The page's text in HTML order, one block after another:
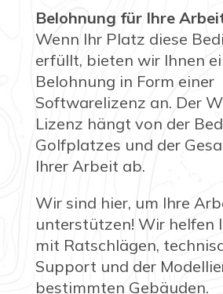
Belohnung für Ihre
Wenn Ihr Platz diese
erfüllt, bieten wir Ihnen
Belohnung in Form einer
Softwarelizenz an. Der
Lizenz hängt von der
Golfplatzes und der
Ihrer Arbeit ab.
Wir sind hier, um Ihre
unterstützen! Wir helfen
mit Ratschlägen,
Support und der
bestimmten Gebäuden.